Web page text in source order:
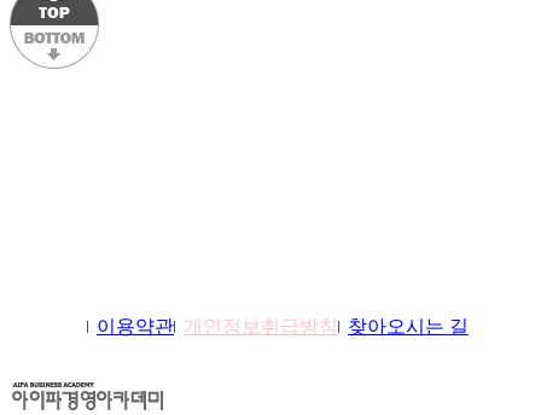
이용약관 개인정보취급방침 찾아오시는 길